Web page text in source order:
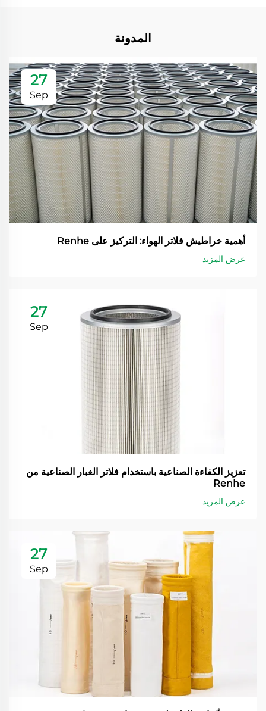
المدونة
27
Sep
أهمية خراطيش فلاتر الهواء: التركيز على Renhe
عرض المزيد
27
Sep
تعزيز الكفاءة الصناعية باستخدام فلاتر الغبار الصناعية من
Renhe
عرض المزيد
27
Sep